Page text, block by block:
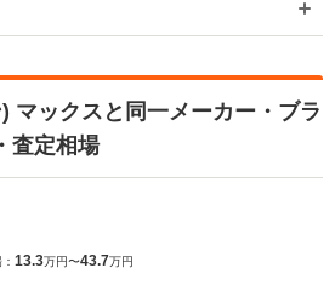
マックスと同一メーカー・ブラ
査定相場
13.3万円〜43.7万円